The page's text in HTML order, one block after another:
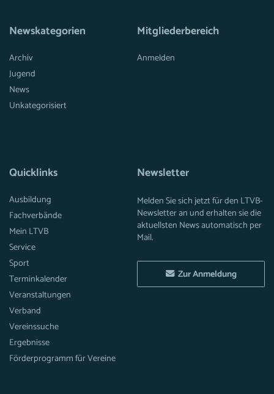
Newskategorien
Archiv
Jugend
News
Unkategorisiert
Mitgliederbereich
Anmelden
Quicklinks
Ausbildung
Fachverbände
Mein LTVB
Service
Sport
Terminkalender
Veranstaltungen
Verband
Vereinssuche
Ergebnisse
Förderprogramm für Vereine
Newsletter
Melden Sie sich jetzt für den LTVB-
Newsletter an und erhalten sie die
aktuellsten News automatisch per
Mail.
Zur Anmeldung